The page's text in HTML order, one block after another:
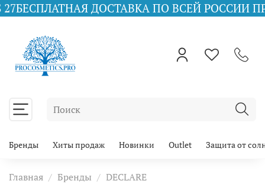
ДОСТАВКА ПО ВСЕЙ РОССИИ ПРИ
Бренды Хиты продаж Новинки Outlet Защита от
Главная Бренды DECLARE